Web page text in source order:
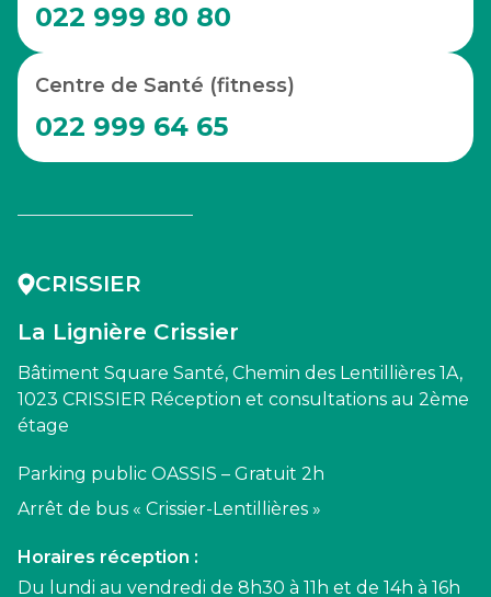
022 999 80 80
Centre de Santé (fitness)
022 999 64 65
CRISSIER
La Lignière Crissier
Bâtiment Square Santé, Chemin des Lentillières 1A,
1023 CRISSIER Réception et consultations au 2ème
étage
Parking public OASSIS – Gratuit 2h
Arrêt de bus « Crissier-Lentillières »
Horaires réception :
Du lundi au vendredi de 8h30 à 11h et de 14h à 16h